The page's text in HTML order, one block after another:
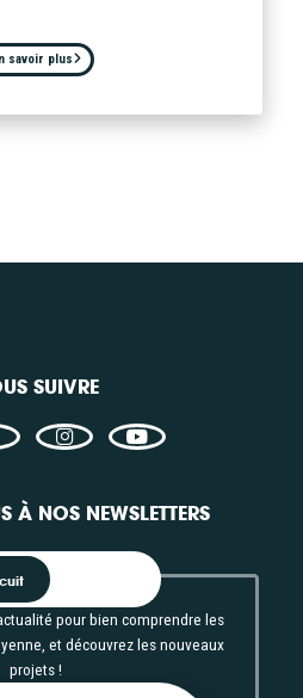
savoir plus
SUIVRE
À NOS NEWSLETTERS
pour bien comprendre les
et découvrez les nouveaux
projets !